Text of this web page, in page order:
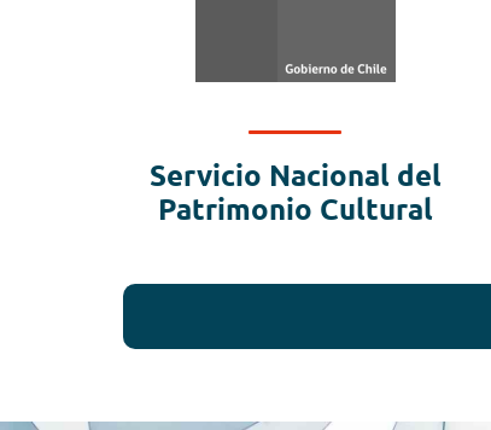
Servicio Nacional del
Patrimonio Cultural